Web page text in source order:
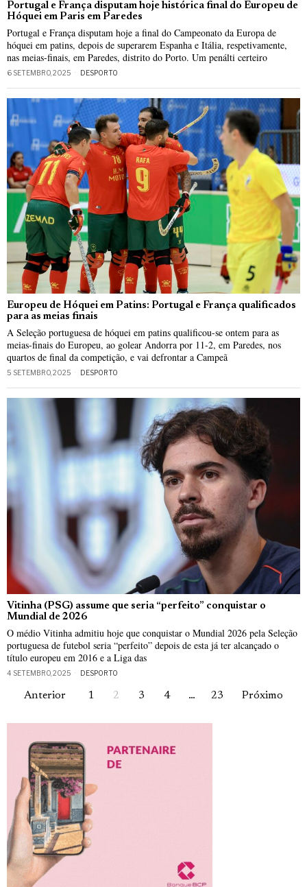
Portugal e França disputam hoje histórica final do Europeu de
Hóquei em Paris em Paredes
Portugal e França disputam hoje a final do Campeonato da Europa de
hóquei em patins, depois de superarem Espanha e Itália, respetivamente,
nas meias-finais, em Paredes, distrito do Porto. Um penálti certeiro
6 SETEMBRO, 2025 DESPORTO
Europeu de Hóquei em Patins: Portugal e França qualificados
para as meias finais
A Seleção portuguesa de hóquei em patins qualificou-se ontem para as
meias-finais do Europeu, ao golear Andorra por 11-2, em Paredes, nos
quartos de final da competição, e vai defrontar a Campeã
5 SETEMBRO, 2025 DESPORTO
Vitinha (PSG) assume que seria “perfeito” conquistar o
Mundial de 2026
O médio Vitinha admitiu hoje que conquistar o Mundial 2026 pela Seleção
portuguesa de futebol seria “perfeito” depois de esta já ter alcançado o
título europeu em 2016 e a Liga das
4 SETEMBRO, 2025 DESPORTO
Anterior 1 2 3 4 … 23 Próximo